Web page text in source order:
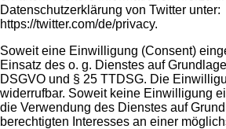
Datenschutzerklärung von Twitter unter:
https://twitter.com/de/privacy.
Soweit eine Einwilligung (Consent)
Einsatz des o. g. Dienstes auf
DSGVO und § 25 TTDSG. Die
widerrufbar. Soweit keine Einwilligung
die Verwendung des Dienstes auf
berechtigten Interesses an einer